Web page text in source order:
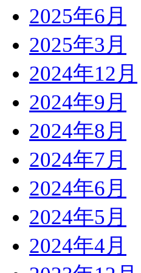
2025年6月
2025年3月
2024年12月
2024年9月
2024年8月
2024年7月
2024年6月
2024年5月
2024年4月